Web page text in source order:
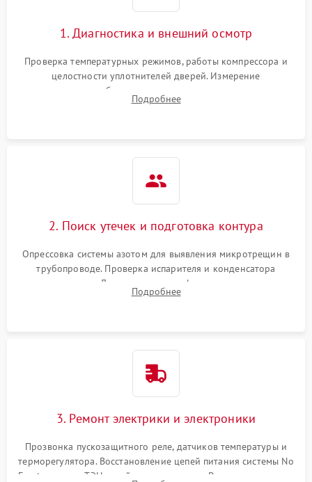
работе
2000 ₽ Подробнее →
1000 ₽
1800 ₽
1. Диагностика и внешний осмотр
Проверка температурных режимов, работы компрессора и
целостности уплотнителей дверей. Измерение
сопротивления обмоток мотора, проверка термостата и
считывание кодов ошибок с электронного дисплея.
Подробнее
2. Поиск утечек и подготовка контура
Опрессовка системы азотом для выявления микротрещин в
трубопроводе. Проверка испарителя и конденсатора
течеискателем. Демонтаж старого фильтра-осушителя и
продувка капиллярной трубки для устранения засоров.
Подробнее
3. Ремонт электрики и электроники
Прозвонка пускозащитного реле, датчиков температуры и
терморегулятора. Восстановление цепей питания системы No
Frost, включая ТЭН оттайки и вентилятор. Ремонт или замена